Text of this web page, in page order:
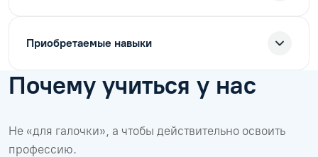
Приобретаемые навыки
Почему учиться у нас
Не «для галочки», а чтобы действительно освоить
профессию.